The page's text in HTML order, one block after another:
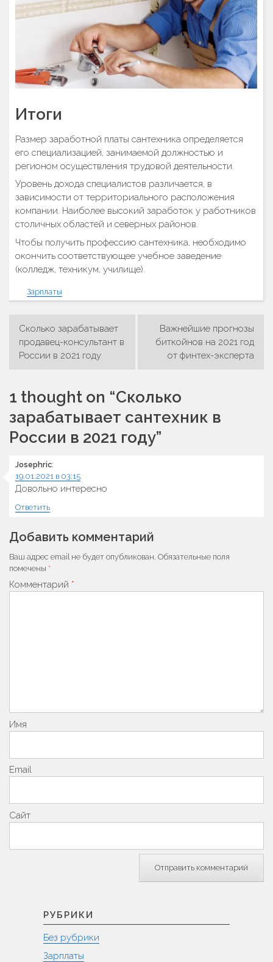
Итоги
Размер заработной платы сантехника определяется
его специализацией, занимаемой должностью и
регионом осуществления трудовой деятельности.
Уровень дохода специалистов различается, в
зависимости от территориального расположения
компании. Наиболее высокий заработок у работников
столичных областей и северных районов.
Чтобы получить профессию сантехника, необходимо
окончить соответствующее учебное заведение
(колледж, техникум, училище).
Зарплаты
Навигация
по
Сколько зарабатывает
продавец-консультант в
России в 2021 году
Важнейшие прогнозы
биткойнов на 2021 год
от финтех-эксперта
1 thought on “Сколько
зарабатывает сантехник в
России в 2021 году”
Josephric:
19.01.2021 в 03:15
Довольно интересно
Ответить
Добавить комментарий
Ваш адрес email не будет опубликован. Обязательные поля
помечены *
Комментарий *
Имя
Email
Сайт
РУБРИКИ
Без рубрики
Зарплаты